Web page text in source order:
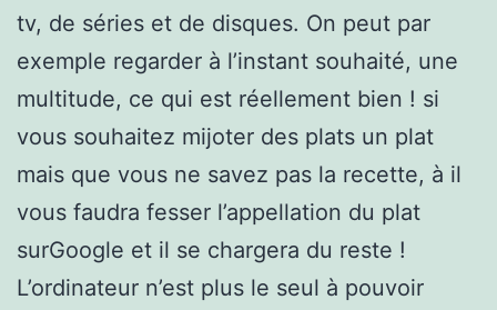
tv, de séries et de disques. On peut par
exemple regarder à l’instant souhaité, une
multitude, ce qui est réellement bien ! si
vous souhaitez mijoter des plats un plat
mais que vous ne savez pas la recette, à il
vous faudra fesser l’appellation du plat
surGoogle et il se chargera du reste !
L’ordinateur n’est plus le seul à pouvoir